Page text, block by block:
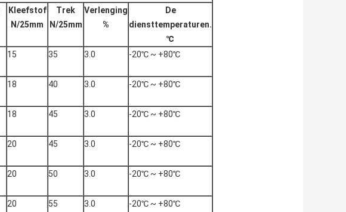
Kleefstof
N/25mm
Trek
N/25mm
Verlenging
%
De
diensttemperaturen.
℃
15 35 3.0 -20℃ ~ +80℃
18 40 3.0 -20℃ ~ +80℃
18 45 3.0 -20℃ ~ +80℃
20 45 3.0 -20℃ ~ +80℃
20 50 3.0 -20℃ ~ +80℃
20 55 3.0 -20℃ ~ +80℃